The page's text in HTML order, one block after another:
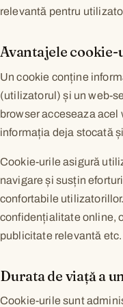
relevantă pentru
Avantajele
Un cookie conține
(utilizatorul) și un web-
browser acceseaza acel
informația deja stocată
Cookie-urile asigură
navigare și susțin
confortabile
confidențialitate online,
publicitate relevantă etc.
Durata de viață a
Cookie-urile sunt